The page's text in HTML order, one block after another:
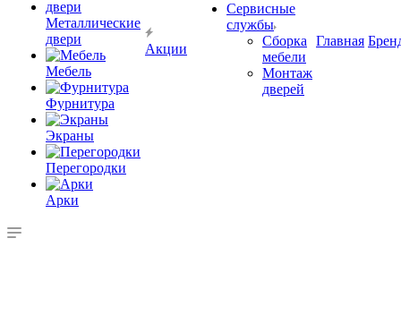
Металлические
двери
Мебель
Фурнитура
Экраны
Перегородки
Арки
Акции
Сервисные
службы
Сборка
мебели
Монтаж
дверей
Главная